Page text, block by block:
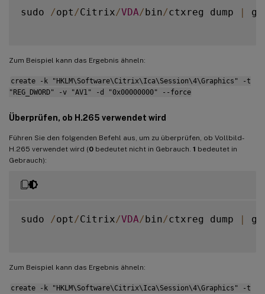
sudo /opt /Citrix/VDA/bin/ctxreg dump |
Zum Beispiel kann das Ergebnis ähneln:
create -k "HKLM\Software\Citrix\Ica\Session\4\Graphics" -t
"REG_DWORD" -v "AV1" -d "0x00000000" --force
Überprüfen, ob H.265 verwendet wird
Führen Sie den folgenden Befehl aus, um zu überprüfen, ob Vollbild-
H.265 verwendet wird (0 bedeutet nicht in Gebrauch. 1 bedeutet in
Gebrauch):
sudo /opt /Citrix/VDA/bin/ctxreg dump |
Zum Beispiel kann das Ergebnis ähneln:
create -k "HKLM\Software\Citrix\Ica\Session\4\Graphics" -t